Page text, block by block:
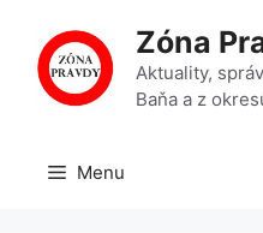
obsah
Zóna
Aktuality,
Baňa a z
Menu